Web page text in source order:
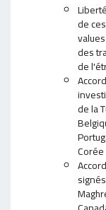
de
des
de
de la